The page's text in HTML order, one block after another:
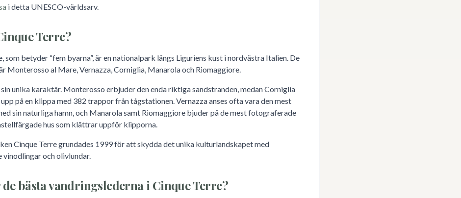
i detta UNESCO-världsarv.
Terre?
som betyder “fem byarna”, är en nationalpark längs Liguriens kust i nordvästra Italien. De
Monterosso al Mare, Vernazza, Corniglia, Manarola och Riomaggiore.
unika karaktär. Monterosso erbjuder den enda riktiga sandstranden, medan Corniglia
på en klippa med 382 trappor från tågstationen. Vernazza anses ofta vara den mest
sin naturliga hamn, och Manarola samt Riomaggiore bjuder på de mest fotograferade
hus som klättrar uppför klipporna.
Cinque Terre grundades 1999 för att skydda det unika kulturlandskapet med
vinodlingar och olivlundar.
bästa vandringslederna i Cinque Terre?